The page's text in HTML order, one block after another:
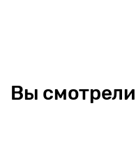
Вы смотрели